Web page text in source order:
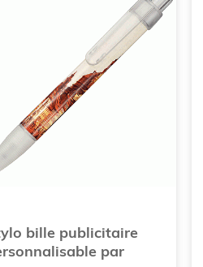
bille publicitaire
par